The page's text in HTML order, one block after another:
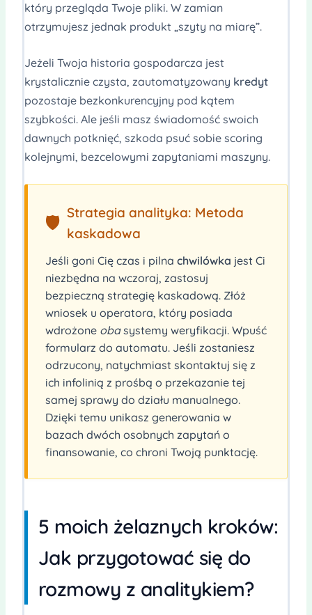
który przegląda Twoje pliki. W zamian
otrzymujesz jednak produkt „szyty na miarę”.
Jeżeli Twoja historia gospodarcza jest
krystalicznie czysta, zautomatyzowany kredyt
pozostaje bezkonkurencyjny pod kątem
szybkości. Ale jeśli masz świadomość swoich
dawnych potknięć, szkoda psuć sobie scoring
kolejnymi, bezcelowymi zapytaniami maszyny.
🛡️ Strategia analityka: Metoda
kaskadowa
Jeśli goni Cię czas i pilna chwilówka jest Ci
niezbędna na wczoraj, zastosuj
bezpieczną strategię kaskadową. Złóż
wniosek u operatora, który posiada
wdrożone obasystemy weryfikacji. Wpuść
formularz do automatu. Jeśli zostaniesz
odrzucony, natychmiast skontaktuj się z
ich infolinią z prośbą o przekazanie tej
samej sprawy do działu manualnego.
Dzięki temu unikasz generowania w
bazach dwóch osobnych zapytań o
finansowanie, co chroni Twoją punktację.
5 moich żelaznych kroków:
Jak przygotować się do
rozmowy z analitykiem?